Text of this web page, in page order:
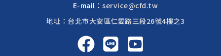
E-mail：service@cfd.tw
地址：台北市大安區仁愛路三段26號4樓之3